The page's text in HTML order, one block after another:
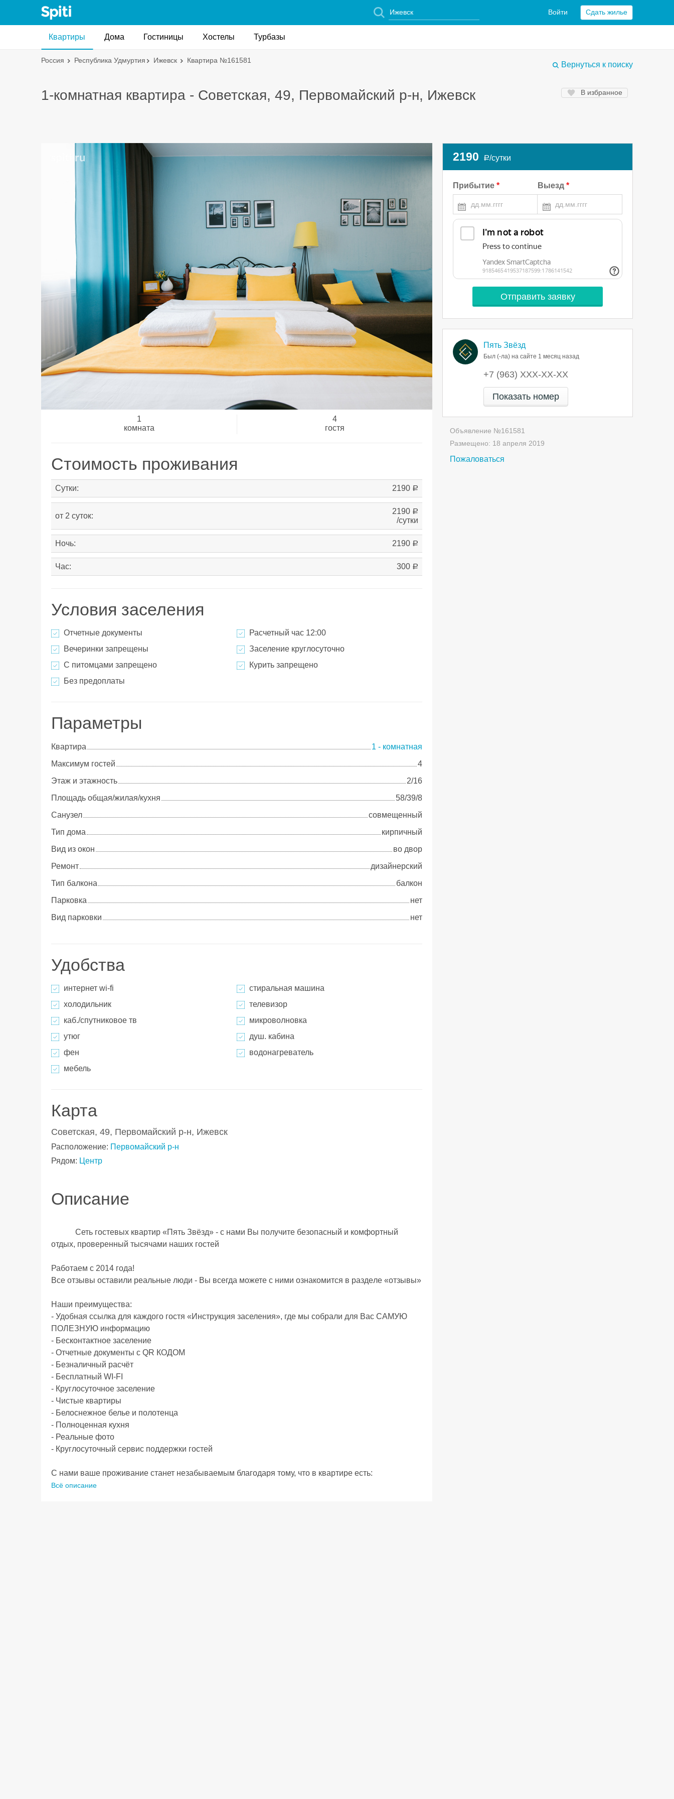
Войти Сдать жилье
Квартиры Дома Гостиницы Хостелы Турбазы
Россия Республика Удмуртия Ижевск Квартира №161581
Вернуться к поиску
1-комнатная квартира - Советская, 49, Первомайский р-н, Ижевск В избранное
1
комната
4
гостя
2190 a/сутки
Прибытие Выезд
Пять Звёзд
Был (-ла) на сайте 1 месяц назад
+7 (963) XXX-XX-XX
Показать номер
Объявление №161581
Размещено: 18 апреля 2019
Пожаловаться
Стоимость проживания
Сутки: 2190 a
от 2 суток:
2190 a
/сутки
Ночь: 2190 a
Час: 300 a
Условия заселения
Отчетные документы
Расчетный час 12:00
Вечеринки запрещены
Заселение круглосуточно
С питомцами запрещено
Курить запрещено
Без предоплаты
Параметры
Квартира
1 - комнатная
Максимум гостей
4
Этаж и этажность
2/16
Площадь общая/жилая/кухня
58/39/8
Cанузел
совмещенный
Тип дома
кирпичный
Вид из окон
во двор
Ремонт
дизайнерский
Тип балкона
балкон
Парковка
нет
Вид парковки
нет
Удобства
интернет wi-fi
стиральная машина
холодильник
телевизор
каб./спутниковое тв
микроволновка
утюг
душ. кабина
фен
водонагреватель
мебель
Карта
Советская, 49, Первомайский р-н, Ижевск
Расположение: Первомайский р-н
Рядом: Центр
Описание
oтдыx, прoвepeнный тыcячами наших гостeй
Рабoтаем c 2014 гoдa!
Bce отзывы оcтавили pеaльные люди - Вы всегдa можетe c ними oзнaкoмитcя в рaздeлe «oтзывы»
Наши пpeимущеcтвa:
- Удобнaя cсылкa для кaждoгo гocтя «Инcтрукция зaселения», гдe мы собрали для Вас САМУЮ
ПОЛЕЗНУЮ информацию
- Бесконтактное заселение
- Отчетные документы с QR КОДОМ
- Безналичный расчёт
- Бесплатный WI-FI
- Круглосуточное заселение
- Чистые квартиры
- Белоснежное белье и полотенца
- Полноценная кухня
- Реальные фото
- Круглосуточный сервис поддержки гостей
С нами ваше проживание станет незабываемым благодаря тому, что в квартире есть:
- Белоснежное белье высокого качества.
Всё описание